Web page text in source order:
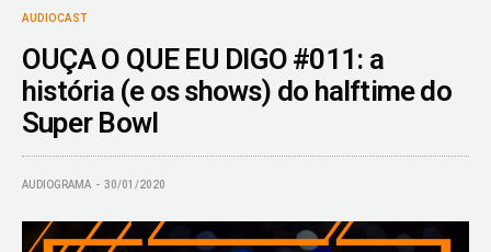
AUDIOCAST
OUÇA O QUE EU DIGO #011: a
história (e os shows) do halftime do
Super Bowl
AUDIOGRAMA 30/01/2020